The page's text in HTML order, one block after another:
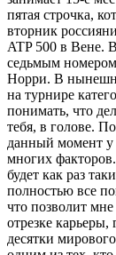
пятая строчка,
вторник
ATP 500 в Вене.
седьмым
Норри. В
на турнире
понимать, что
тебя, в голове.
данный момент у
многих
будет как раз
полностью все
что позволит
отрезке карьеры,
десятки